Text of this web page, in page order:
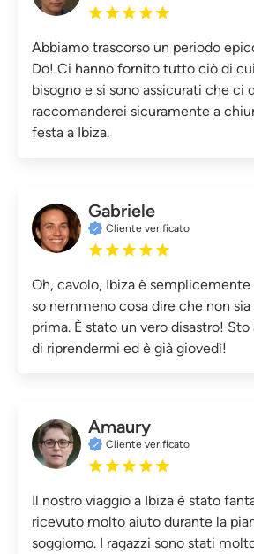
Abbiamo trascorso un periodo
Do! Ci hanno fornito tutto ciò di
bisogno e si sono assicurati che ci
raccomanderei sicuramente a
festa a Ibiza.
Gabriele
Cliente verificato
Oh, cavolo, Ibiza è semplicemente
so nemmeno cosa dire che non
prima. È stato un vero disastro!
di riprendermi ed è già giovedì!
Amaury
Cliente verificato
Il nostro viaggio a Ibiza è stato
ricevuto molto aiuto durante la
soggiorno. I ragazzi sono stati